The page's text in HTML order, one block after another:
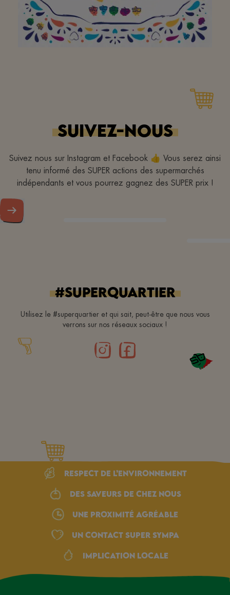
Personnel très aimable,
propre. Parfait merci à
toute l'équipe
SUIVEZ-NOUS
Suivez nous sur Instagram et Facebook 👍 Vous serez ainsi
tenu informé des SUPER actions des supermarchés
indépendants et vous pourrez gagnez des SUPER prix !
#superquartier
Utilisez le #superquartier et qui sait, peut-être que nous vous
verrons sur nos réseaux sociaux !
Respect de l’environnement
Des saveurs de chez nous
une proximité agréable
Un Contact Super Sympa
Implication locale